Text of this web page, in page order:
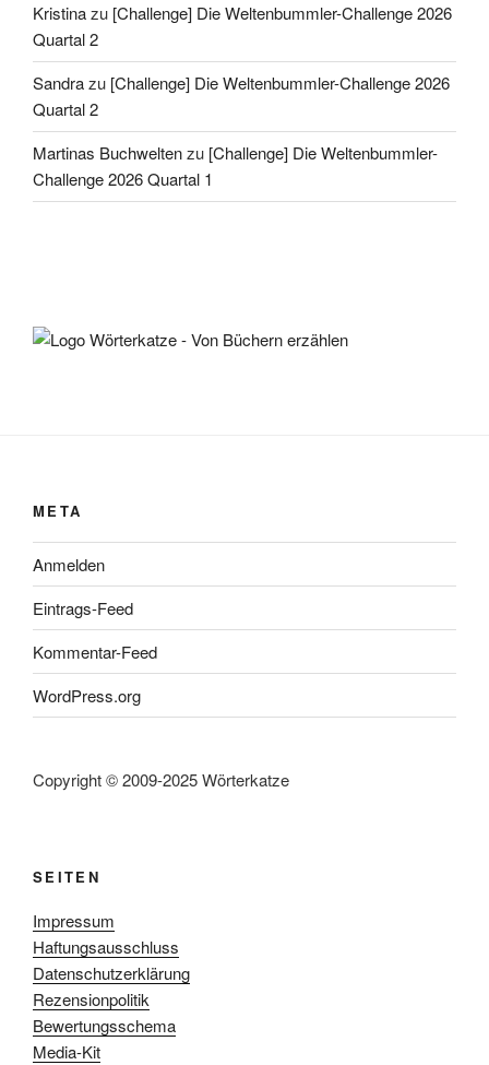
Kristinazu [Challenge] Die Weltenbummler-Challenge 2026
Quartal 2
Sandrazu [Challenge] Die Weltenbummler-Challenge 2026
Quartal 2
Martinas Buchweltenzu [Challenge] Die Weltenbummler-
Challenge 2026 Quartal 1
META
Anmelden
Eintrags-Feed
Kommentar-Feed
WordPress.org
Copyright © 2009-2025 Wörterkatze
SEITEN
Impressum
Haftungsausschluss
Datenschutzerklärung
Rezensionpolitik
Bewertungsschema
Media-Kit